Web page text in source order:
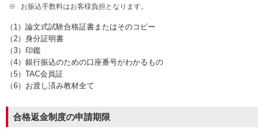
お振込手数料はお客様負担となります。
（1）論文式試験合格証書またはそのコピー
（2）身分証明書
（3）印鑑
（4）銀行振込のための口座番号がわかるもの
（5）TAC会員証
（6）お渡し済み教材全て
合格返金制度の申請期限